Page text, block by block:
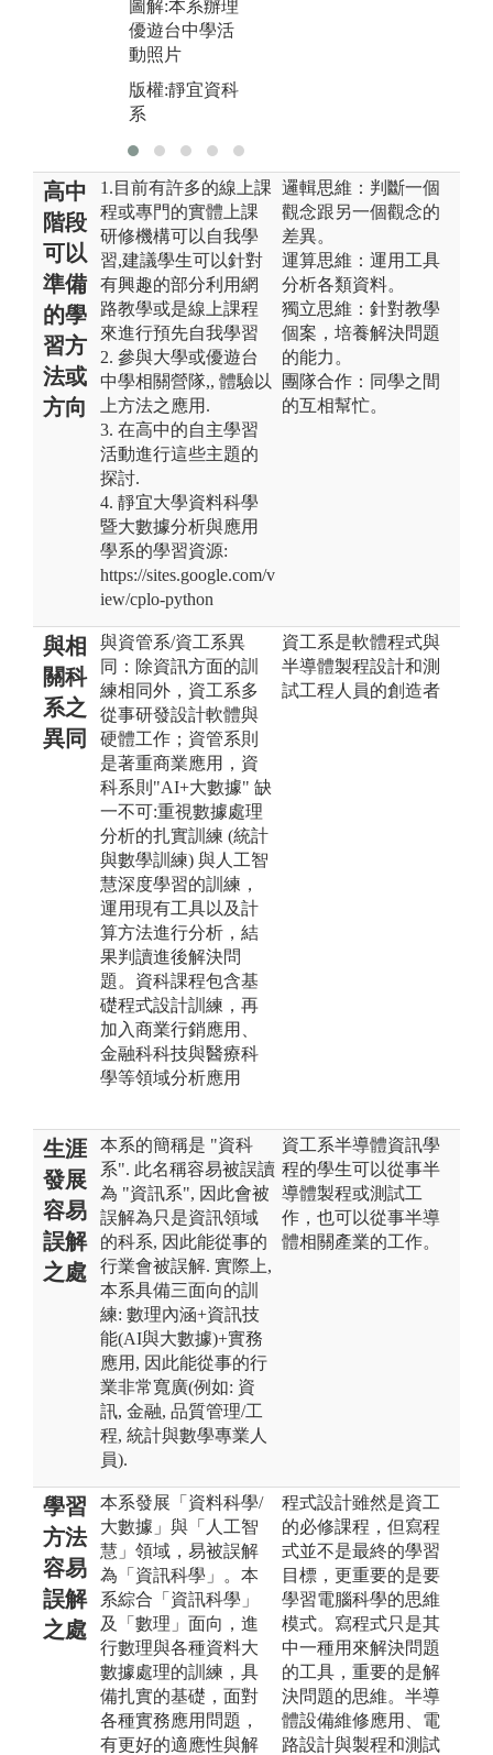
圖解:本系辦理
優遊台中學活
動照片
版權:靜宜資科
系
高中
階段
可以
準備
的學
習方
法或
方向
1.目前有許多的線上課
程或專門的實體上課
研修機構可以自我學
習,建議學生可以針對
有興趣的部分利用網
路教學或是線上課程
來進行預先自我學習
2. 參與大學或優遊台
中學相關營隊,, 體驗以
上方法之應用.
3. 在高中的自主學習
活動進行這些主題的
探討.
4. 靜宜大學資料科學
暨大數據分析與應用
學系的學習資源:
https://sites.google.com/v
iew/cplo-python
邏輯思維：判斷一個
觀念跟另一個觀念的
差異。
運算思維：運用工具
分析各類資料。
獨立思維：針對教學
個案，培養解決問題
的能力。
團隊合作：同學之間
的互相幫忙。
與相
關科
系之
異同
與資管系/資工系異
同：除資訊方面的訓
練相同外，資工系多
從事研發設計軟體與
硬體工作；資管系則
是著重商業應用，資
科系則"AI+大數據" 缺
一不可:重視數據處理
分析的扎實訓練 (統計
與數學訓練) 與人工智
慧深度學習的訓練，
運用現有工具以及計
算方法進行分析，結
果判讀進後解決問
題。資科課程包含基
礎程式設計訓練，再
加入商業行銷應用、
金融科科技與醫療科
學等領域分析應用
資工系是軟體程式與
半導體製程設計和測
試工程人員的創造者
生涯
發展
容易
誤解
之處
本系的簡稱是 "資科
系". 此名稱容易被誤讀
為 "資訊系", 因此會被
誤解為只是資訊領域
的科系, 因此能從事的
行業會被誤解. 實際上,
本系具備三面向的訓
練: 數理內涵+資訊技
能(AI與大數據)+實務
應用, 因此能從事的行
業非常寬廣(例如: 資
訊, 金融, 品質管理/工
程, 統計與數學專業人
員).
資工系半導體資訊學
程的學生可以從事半
導體製程或測試工
作，也可以從事半導
體相關產業的工作。
學習
方法
容易
誤解
之處
本系發展「資料科學/
大數據」與「人工智
慧」領域，易被誤解
為「資訊科學」。本
系綜合「資訊科學」
及「數理」面向，進
行數理與各種資料大
數據處理的訓練，具
備扎實的基礎，面對
各種實務應用問題，
有更好的適應性與解
程式設計雖然是資工
的必修課程，但寫程
式並不是最終的學習
目標，更重要的是要
學習電腦科學的思維
模式。寫程式只是其
中一種用來解決問題
的工具，重要的是解
決問題的思維。半導
體設備維修應用、電
路設計與製程和測試